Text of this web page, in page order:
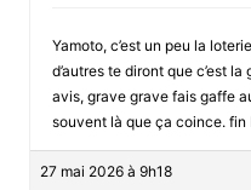
Yamoto, c’est un peu la
d’autres te diront que c’est
avis, grave grave fais gaffe
souvent là que ça coince. fin
27 mai 2026 à 9h18